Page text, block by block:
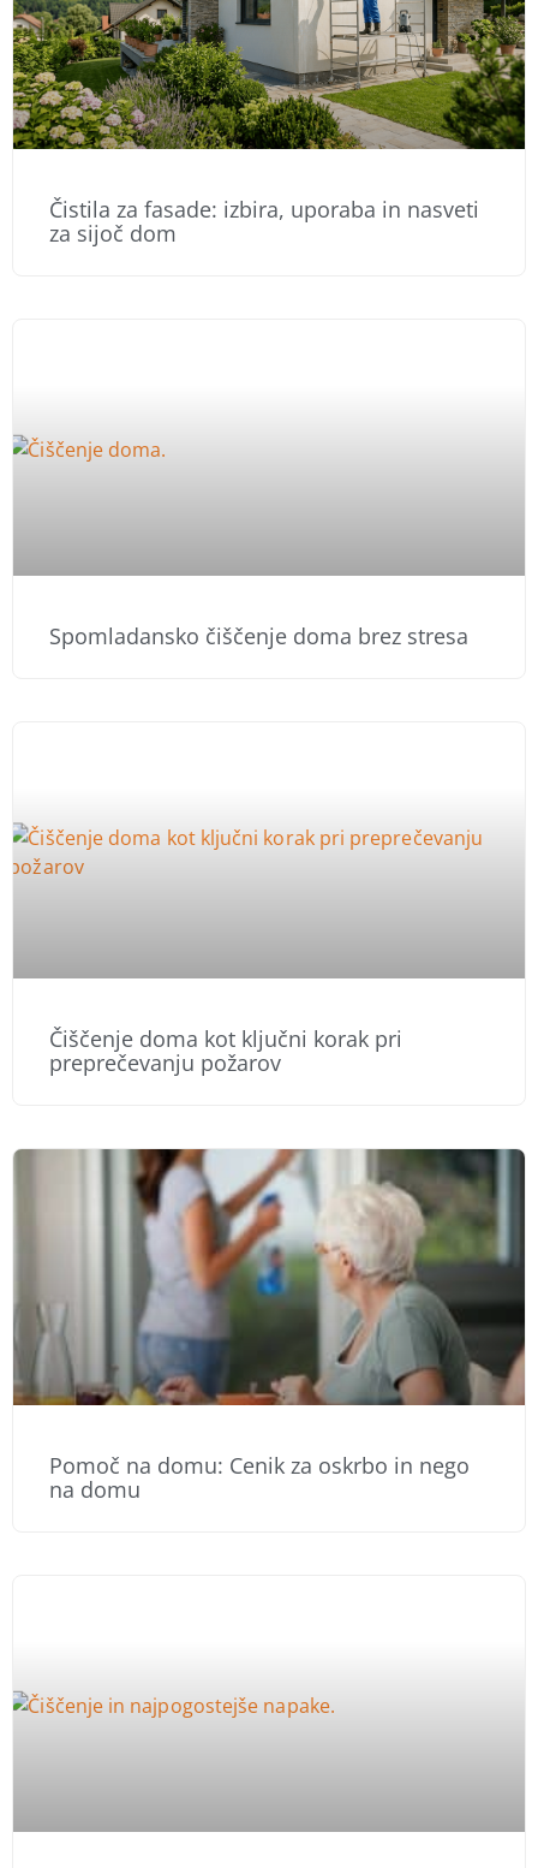
Čistila za fasade: izbira, uporaba in nasveti
za sijoč dom
Spomladansko čiščenje doma brez stresa
Čiščenje doma kot ključni korak pri
preprečevanju požarov
Pomoč na domu: Cenik za oskrbo in nego
na domu